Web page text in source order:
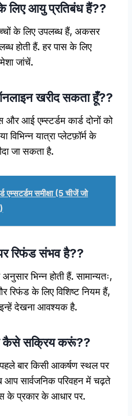
लिए आयु प्रतिबंध हैं??
के लिए उपलब्ध हैं, अकसर
होती हैं. हर पास के लिए
जांचें.
खरीद सकता हूँ??
और आई एम्स्टर्डम कार्ड दोनों को
विभिन्न यात्रा प्लेटफ़ॉर्म के
जा सकता है.
एम्सटर्डम समीक्षा (5 चीजें जो
रिफंड संभव है??
भिन्न होती हैं. सामान्यतः,
रिफंड के लिए विशिष्ट नियम हैं,
देखना आवश्यक है.
कैसे सक्रिय करूं??
बार किसी आकर्षण स्थल पर
सार्वजनिक परिवहन में चढ़ते
के प्रकार के आधार पर.